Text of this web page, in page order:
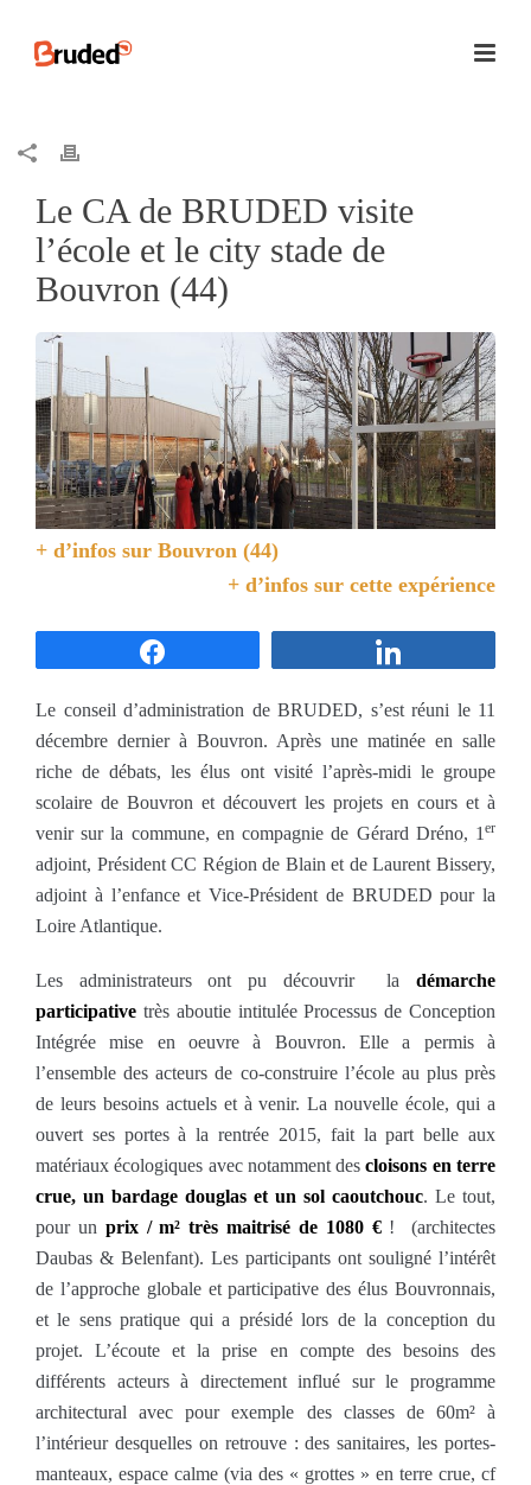
Le CA de BRUDED visite
l’école et le city stade de
Bouvron (44)
+ d’infos sur Bouvron (44)
+ d’infos sur cette expérience
Le conseil d’administration de BRUDED, s’est réuni le 11
décembre dernier à Bouvron. Après une matinée en salle
riche de débats, les élus ont visité l’après-midi le groupe
scolaire de Bouvron et découvert les projets en cours et à
venir sur la commune, en compagnie de Gérard Dréno, 1 er
adjoint, Président CC Région de Blain et de Laurent Bissery,
adjoint à l’enfance et Vice-Président de BRUDED pour la
Loire Atlantique.
Les administrateurs ont pu découvrir la démarche
participative très aboutie intitulée Processus de Conception
Intégrée mise en oeuvre à Bouvron. Elle a permis à
l’ensemble des acteurs de co-construire l’école au plus près
de leurs besoins actuels et à venir. La nouvelle école, qui a
ouvert ses portes à la rentrée 2015, fait la part belle aux
matériaux écologiques avec notamment descloisons en terre
crue, un bardage douglas et un sol caoutchouc. Le tout,
pour un prix / m² très maitrisé de 1080 €! (architectes
Daubas & Belenfant). Les participants ont souligné l’intérêt
de l’approche globale et participative des élus Bouvronnais,
et le sens pratique qui a présidé lors de la conception du
projet. L’écoute et la prise en compte des besoins des
différents acteurs à directement influé sur le programme
architectural avec pour exemple des classes de 60m² à
l’intérieur desquelles on retrouve : des sanitaires, les portes-
manteaux, espace calme (via des « grottes » en terre crue, cf